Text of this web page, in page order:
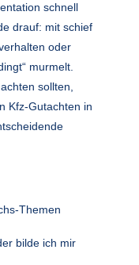
schnell
drauf: mit schief
oder
murmelt.
sollten,
Kfz-Gutachten in
Themen
bilde ich mir